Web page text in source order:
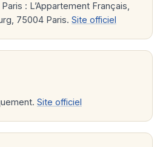
: L’Appartement Français,
75004 Paris. Site officiel
Site officiel